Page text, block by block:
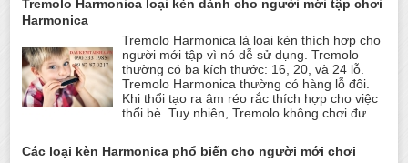
Tremolo Harmonica loại kèn dành cho người mới tập chơi
Harmonica
Tremolo Harmonica là loại kèn thích hợp cho
người mới tập vì nó dễ sử dụng. Tremolo
thường có ba kích thước: 16, 20, và 24 lỗ.
Tremolo Harmonica thường có hàng lỗ đôi.
Khi thổi tạo ra âm réo rắc thích hợp cho việc
thổi bè. Tuy nhiên, Tremolo không chơi đư
Các loại kèn Harmonica phổ biến cho người mới chơi